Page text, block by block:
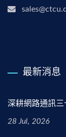
最新消息
深耕網路通訊
28 Jul, 2026